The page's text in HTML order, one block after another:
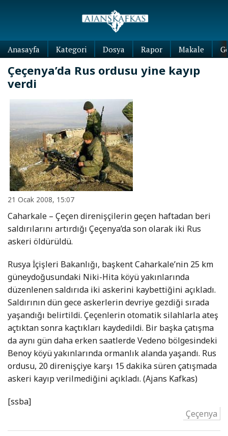
Anasayfa Kategori Dosya Rapor Makale
Çeçenya’da Rus ordusu yine kayıp
verdi
21 Ocak 2008, 15:07
Caharkale – Çeçen direnişçilerin geçen haftadan beri
saldırılarını artırdığı Çeçenya’da son olarak iki Rus
askeri öldürüldü.
Rusya İçişleri Bakanlığı, başkent Caharkale’nin 25 km
güneydoğusundaki Niki-Hita köyü yakınlarında
düzenlenen saldırıda iki askerini kaybettiğini açıkladı.
Saldırının dün gece askerlerin devriye gezdiği sırada
yaşandığı belirtildi. Çeçenlerin otomatik silahlarla ateş
açtıktan sonra kaçtıkları kaydedildi. Bir başka çatışma
da aynı gün daha erken saatlerde Vedeno bölgesindeki
Benoy köyü yakınlarında ormanlık alanda yaşandı. Rus
ordusu, 20 direnişçiye karşı 15 dakika süren çatışmada
askeri kayıp verilmediğini açıkladı. (Ajans Kafkas)
[ssba]
Çeçenya